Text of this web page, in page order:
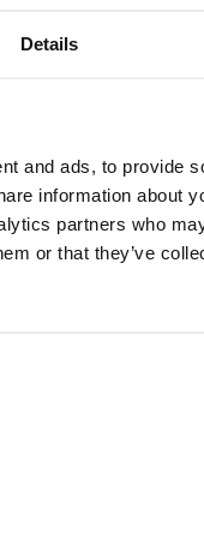
Details
and ads, to provide
information about
partners who
or that they’ve
wir stets bemüht
auf dem neuesten
angezeigt
, um aktuelle Daten